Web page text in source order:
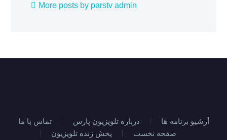
More posts by parstv admin
تماس با ما درباره تلویزیون پارس
آرشیو برنامه ها
پخش زنده تلویزیون
صفحه نخست